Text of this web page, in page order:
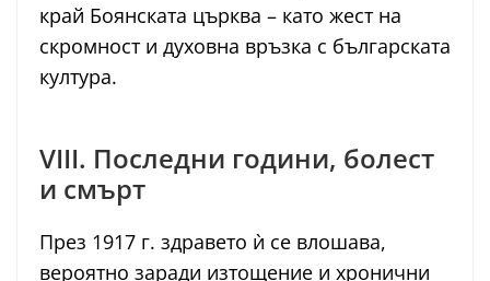
край Боянската църква – като жест на
скромност и духовна връзка с българската
култура.
VIII. Последни години, болест
и смърт
През 1917 г. здравето ѝ се влошава,
вероятно заради изтощение и хронични